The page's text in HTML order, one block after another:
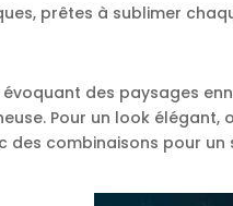
prêtes à sublimer
des paysages
Pour un look élégant,
des combinaisons pour